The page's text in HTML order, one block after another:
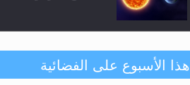
حقيقة المسيح الدجال
هذا الأسبوع على الفضائية